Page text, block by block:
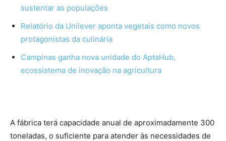
sustentar as populações
Relatório da Unilever aponta vegetais como novos
protagonistas da culinária
Campinas ganha nova unidade do AptaHub,
ecossistema de inovação na agricultura
A fábrica terá capacidade anual de aproximadamente 300
toneladas, o suficiente para atender às necessidades de